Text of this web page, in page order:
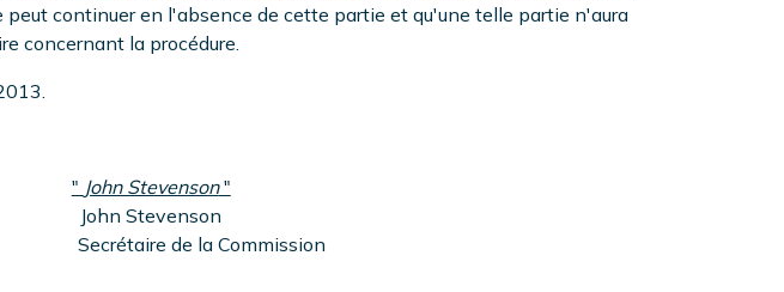
continuer en l'absence de cette partie et qu'une telle partie n'aura
concernant la procédure.
" John Stevenson"
John Stevenson
de la Commission